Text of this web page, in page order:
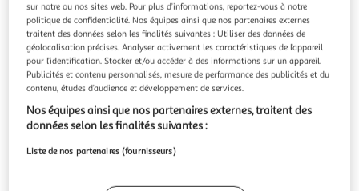
Livraison dès 5/6 jours
4,99€
Plus d'options
Vendu par Multishop 101,70€
Livraison dès 6/7 jours
4,99€
Plus d'options
sur notre ou nos sites web. Pour plus d’informations, reportez-vous à notre
politique de confidentialité. Nos équipes ainsi que nos partenaires externes
traitent des données selon les finalités suivantes : Utiliser des données de
géolocalisation précises. Analyser activement les caractéristiques de l’appareil
pour l’identification. Stocker et/ou accéder à des informations sur un appareil.
Publicités et contenu personnalisés, mesure de performance des publicités et du
contenu, études d’audience et développement de services.
Nos équipes ainsi que nos partenaires externes, traitent des
données selon les finalités suivantes :
Liste de nos partenaires (fournisseurs)